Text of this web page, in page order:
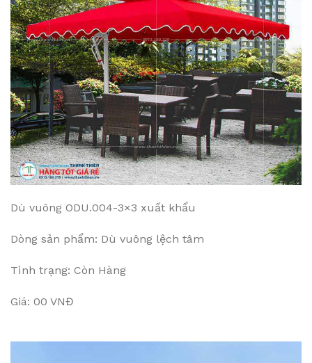
Dù vuông ODU.004-3×3 xuất khẩu
Dòng sản phẩm: Dù vuông lệch tâm
Tình trạng: Còn Hàng
Giá: 00 VNĐ